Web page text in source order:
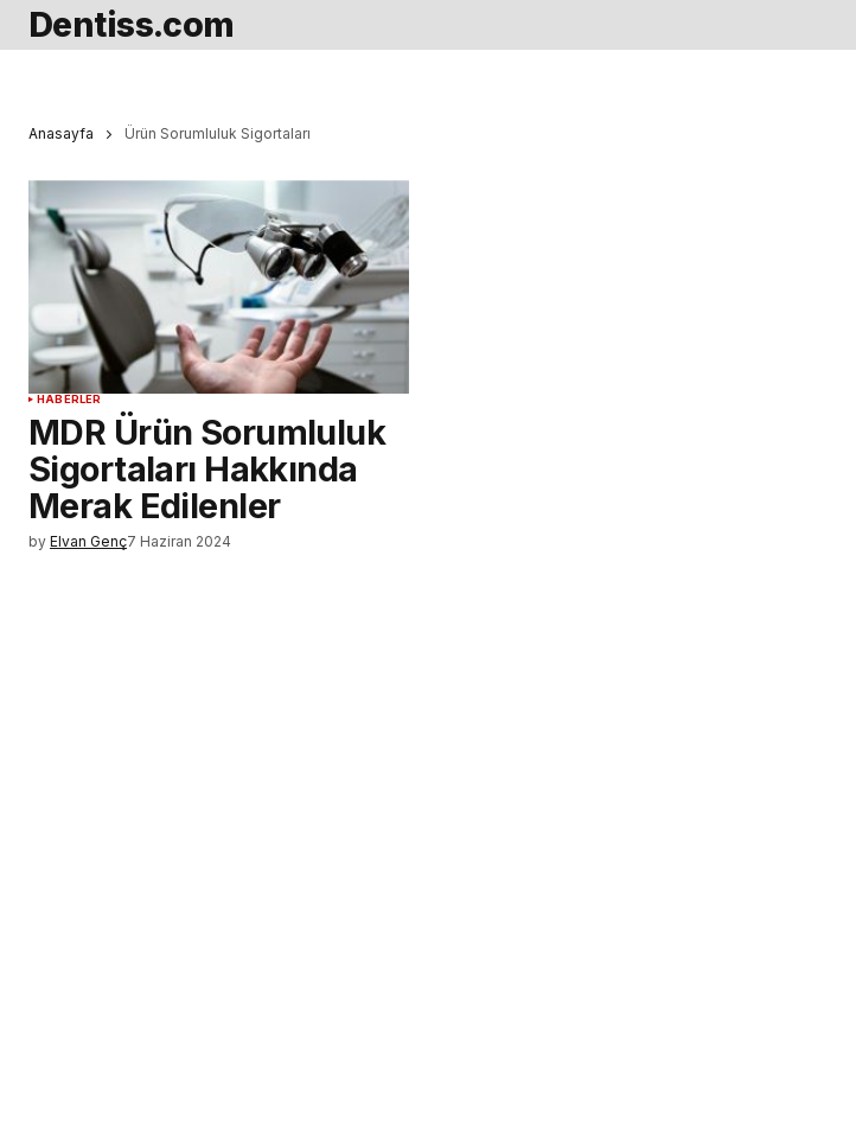
Dentiss.com
Anasayfa Ürün Sorumluluk Sigortaları
HABERLER
MDR Ürün Sorumluluk
Sigortaları Hakkında
Merak Edilenler
by Elvan Genç7 Haziran 2024